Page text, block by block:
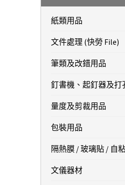
紙類用品
文件處理 (快勞 File)
筆類及改錯用品
釘書機、起釘器及打
量度及剪裁用品
包裝用品
隔熱膜 / 玻璃貼 / 自
文儀器材